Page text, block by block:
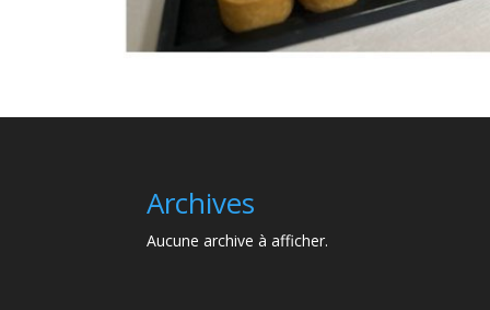
Archives
Aucune archive à afficher.